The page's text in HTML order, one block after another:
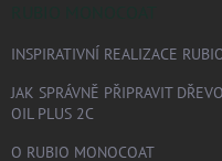
INSPIRATIVNÍ REALIZACE
JAK SPRÁVNĚ PŘIPRAVIT
OIL PLUS 2C
O RUBIO MONOCOAT